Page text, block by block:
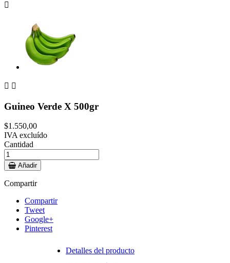

 
Guineo Verde X 500gr
$1.550,00
IVA excluído
Cantidad
Añadir
Compartir
Compartir
Tweet
Google+
Pinterest
Detalles del producto